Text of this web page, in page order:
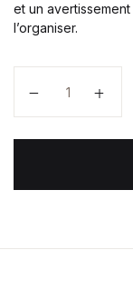
et un
l’organiser.